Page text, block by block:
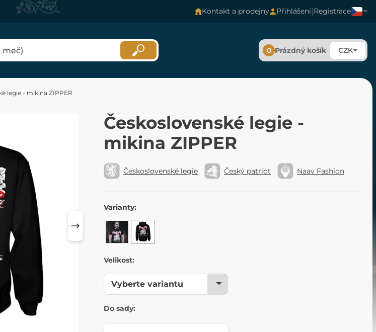
Kontakt a prodejny Přihlášení|Registrace
0 Prázdný košík CZK
legie - mikina ZIPPER
Československé legie -
mikina ZIPPER
Československé legie Český patriot Naav Fashion
Varianty:
Velikost:
Do sady: